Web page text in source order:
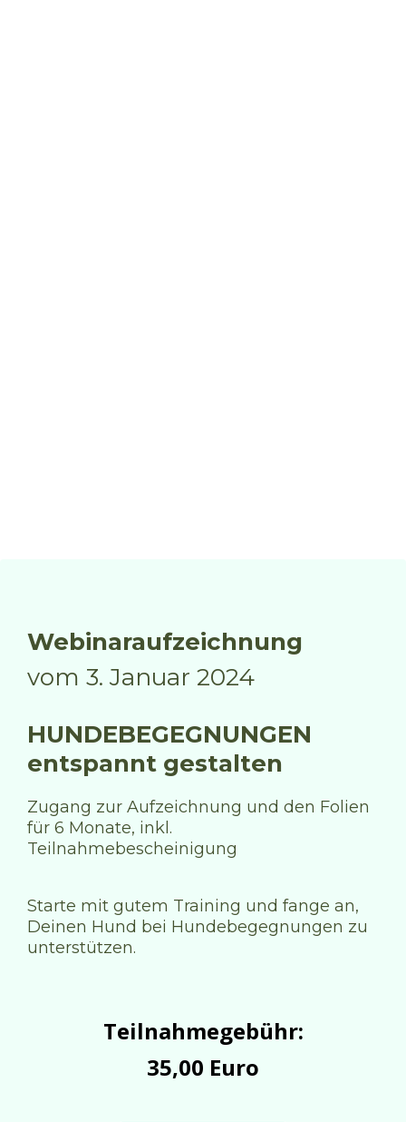
Webinaraufzeichnung
vom 3. Januar 2024
HUNDEBEGEGNUNGEN
entspannt gestalten
Zugang zur Aufzeichnung und den Folien
für 6 Monate, inkl.
Teilnahmebescheinigung
Starte mit gutem Training und fange an,
Deinen Hund bei Hundebegegnungen zu
unterstützen.
Teilnahmegebühr:
35,00 Euro